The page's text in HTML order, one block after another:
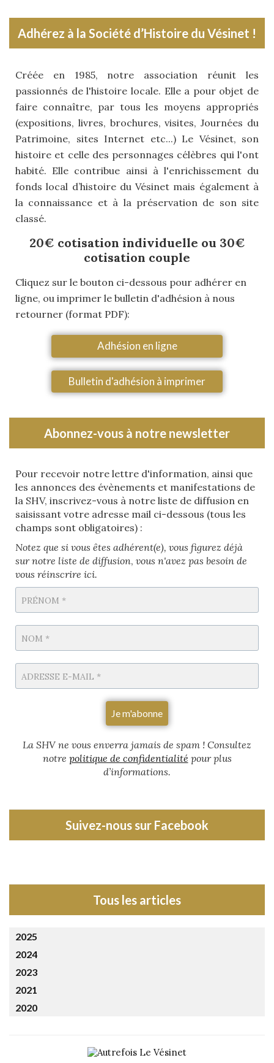
Adhérez à la Société d’Histoire du Vésinet !
Créée en 1985, notre association réunit les
passionnés de l'histoire locale. Elle a pour objet de
faire connaître, par tous les moyens appropriés
(expositions, livres, brochures, visites, Journées du
Patrimoine, sites Internet etc...) Le Vésinet, son
histoire et celle des personnages célèbres qui l'ont
habité. Elle contribue ainsi à l'enrichissement du
fonds local d’histoire du Vésinet mais également à
la connaissance et à la préservation de son site
classé.
20€ cotisation individuelle ou 30€
cotisation couple
Cliquez sur le bouton ci-dessous pour adhérer en
ligne, ou imprimer le bulletin d'adhésion à nous
retourner (format PDF):
Adhésion en ligne
Bulletin d'adhésion à imprimer
Abonnez-vous à notre newsletter
Pour recevoir notre lettre d'information, ainsi que
les annonces des évènements et manifestations de
la SHV, inscrivez-vous à notre liste de diffusion en
saisissant votre adresse mail ci-dessous (tous les
champs sont obligatoires) :
Notez que si vous êtes adhérent(e), vous figurez déjà
sur notre liste de diffusion, vous n'avez pas besoin de
vous réinscrire ici.
La SHV ne vous enverra jamais de spam ! Consultez
notre politique de confidentialité pour plus
d’informations.
Suivez-nous sur Facebook
Tous les articles
2025
2024
2023
2021
2020